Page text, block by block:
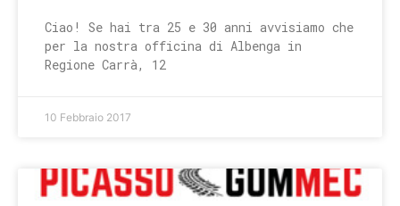
Ciao! Se hai tra 25 e 30 anni avvisiamo che
per la nostra officina di Albenga in
Regione Carrà, 12
10 Febbraio 2017